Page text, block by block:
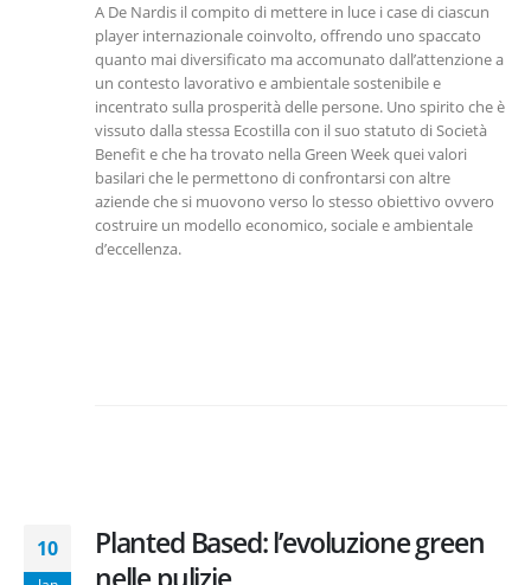
A De Nardis il compito di mettere in luce i case di ciascun
player internazionale coinvolto, offrendo uno spaccato
quanto mai diversificato ma accomunato dall’attenzione a
un contesto lavorativo e ambientale sostenibile e
incentrato sulla prosperità delle persone. Uno spirito che è
vissuto dalla stessa Ecostilla con il suo statuto di Società
Benefit e che ha trovato nella Green Week quei valori
basilari che le permettono di confrontarsi con altre
aziende che si muovono verso lo stesso obiettivo ovvero
costruire un modello economico, sociale e ambientale
d’eccellenza.
10
Planted Based: l’evoluzione green